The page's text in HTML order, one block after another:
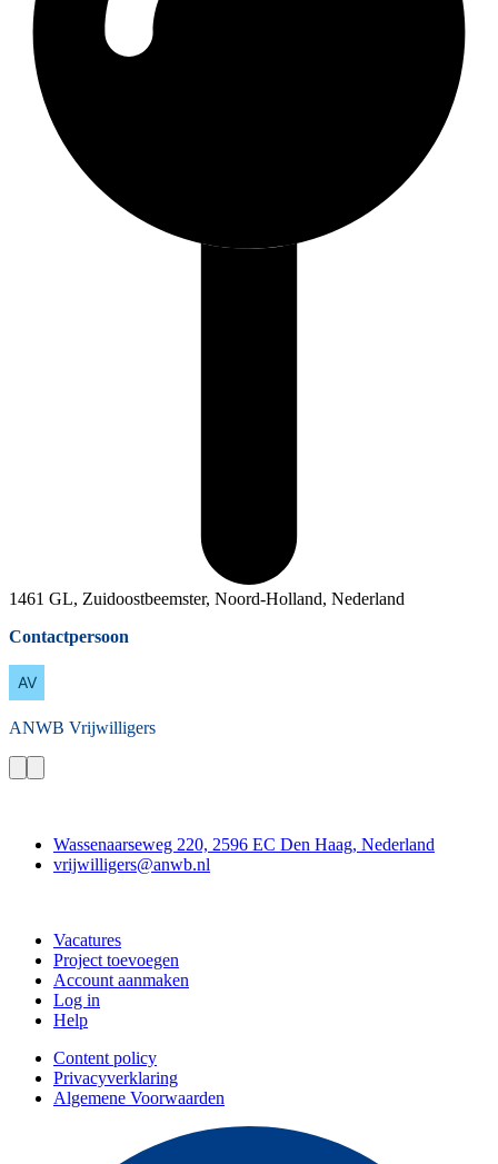
1461 GL, Zuidoostbeemster, Noord-Holland, Nederland
Contactpersoon
ANWB Vrijwilligers
Wassenaarseweg 220, 2596 EC Den Haag, Nederland
vrijwilligers@anwb.nl
Vacatures
Project toevoegen
Account aanmaken
Log in
Help
Content policy
Privacyverklaring
Algemene Voorwaarden